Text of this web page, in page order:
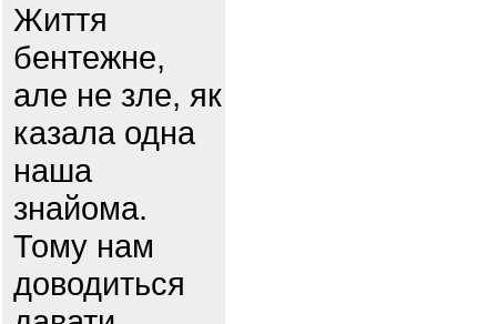
Життя
бентежне,
але не зле, як
казала одна
наша
знайома.
Тому нам
доводиться